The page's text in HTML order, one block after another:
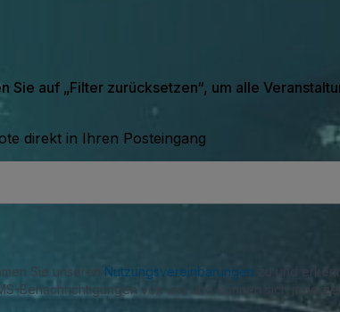
Sie auf „Filter zurücksetzen“, um alle
direkt in Ihren Posteingang
Sie unseren Nutzungsvereinbarungen zu und
Benachrichtigungen von uns und können sich